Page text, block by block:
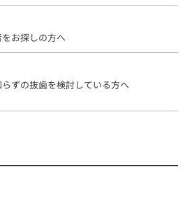
お探しの方へ
ずの抜歯を検討している方へ